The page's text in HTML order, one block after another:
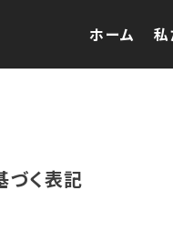
ホーム 私
く表記